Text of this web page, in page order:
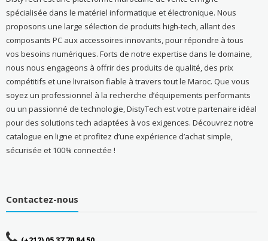
spécialisée dans le matériel informatique et électronique. Nous
proposons une large sélection de produits high-tech, allant des
composants PC aux accessoires innovants, pour répondre à tous
vos besoins numériques. Forts de notre expertise dans le domaine,
nous nous engageons à offrir des produits de qualité, des prix
compétitifs et une livraison fiable à travers tout le Maroc. Que vous
soyez un professionnel à la recherche d’équipements performants
ou un passionné de technologie, DistyTech est votre partenaire idéal
pour des solutions tech adaptées à vos exigences. Découvrez notre
catalogue en ligne et profitez d’une expérience d’achat simple,
sécurisée et 100% connectée !
Contactez-nous